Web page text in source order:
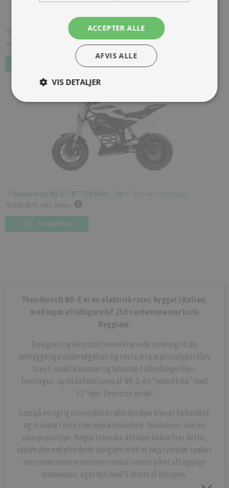
"Thundervolt NK-E ""R"" 72V44Ah - Rød" THU-NK-E-R-2022-RED
70.000,00 kr.
"Thundervolt NK-E ""R"" 72V44Ah - Sort" ( THU-NK-E-R-2022-BLK
70.000,00 kr. Inkl. moms.
Forudbestil
Thundervolt NK-E er en elektrisk racer, bygget i Italien,
med input af tidligere GP 250 verdensmester Loris
Reggiani.
Designet og konstruktionen krævede omkring to års
omhyggelige undersøgelser og tests: et par prototyper blev
lavet, modifikationer og løbende forbedringer blev
foretaget, op til definitionen af ​​NK-E, en “naked bike” med
12” hjul. Ekstremt smuk!
Som på en rigtig racercykel er alle detaljer blevet behandlet
og studeret med stor opmærksomhed: følelsen er som en
racerprototype. Nogle tekniske detaljer bekræfter dette,
såsom den enkeltsidede svingarm med et højstyrkerør spalier,
som understøtter motoren indsat i navet på et aftageligt
aluminiums-eger hjul med 5 skruer af biltypen.
ACCEPTER ALLE
AFVIS ALLE
VIS DETALJER